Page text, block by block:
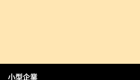
小型企業